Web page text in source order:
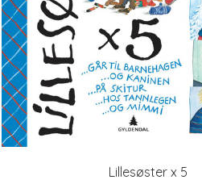
Lillesøster x 5